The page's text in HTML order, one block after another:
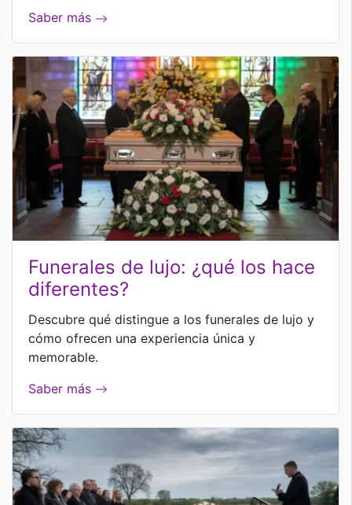
Saber más
funerales de lujo: ¿qué los hace
diferentes?
Descubre qué distingue a los funerales de lujo y
cómo ofrecen una experiencia única y
memorable.
Saber más